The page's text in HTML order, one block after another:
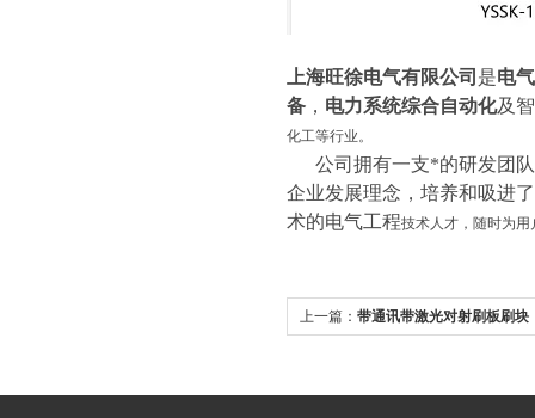
上海旺徐电气有限公司 是电
备 ， 电力系统综合自动化及
化工等行业。
公司拥有一支*的研发团队
企业发展理念，培养和吸进
术的电气工程技术人才，随时为
上一篇： 带通讯带激光对射刷板刷块